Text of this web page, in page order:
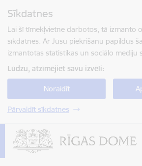
Sīkdatnes
Lai šī tīmekļvietne darbotos, tā izmanto
sīkdatnes. Ar Jūsu piekrišanu papildus
izmantotas statistikas un sociālo mediju
Lūdzu, atzīmējiet savu izvēli:
Noraidīt
Pārvaldīt sīkdatnes